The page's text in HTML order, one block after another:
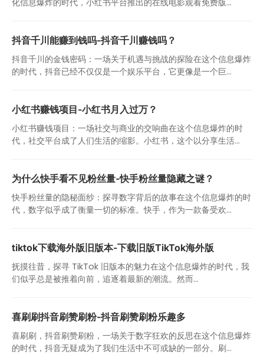
化信息爆炸的时代，小红书平台推出的在线电影观看免费版...
抖音千川能赚到钱吗-抖音千川赚钱吗？
抖音千川的金钱密码：一场关于机遇与挑战的探险在这个信息爆炸
的时代，抖音已经不仅仅是一个娱乐平台，它更像是一个巨...
小红书赚钱项目-小红书月入过万？
小红书赚钱项目：一场社交与商业的交响曲在这个信息爆炸的时
代，社交平台成了人们生活的缩影。小红书，这个以分享生活...
为什么快手看不见粉丝量-快手粉丝量隐藏之谜？
快手粉丝量的隐秘面纱：探寻数字背后的故事在这个信息爆炸的时
代，数字似乎成了衡量一切的标准。快手，作为一款备受欢...
tiktok下载海外版旧版本-下载旧版TikTok海外版
抚摸往昔，探寻 TikTok 旧版本的魅力在这个信息爆炸的时代，我
们似乎总是被推着向前，追逐着最新的潮流。然而...
喜刷刷抖音刷赞刷粉-抖音刷赞刷粉乐趣多
喜刷刷，抖音刷赞刷粉，一场关于数字狂欢的反思在这个信息爆炸
的时代，抖音无疑成为了我们生活中不可或缺的一部分。刷...